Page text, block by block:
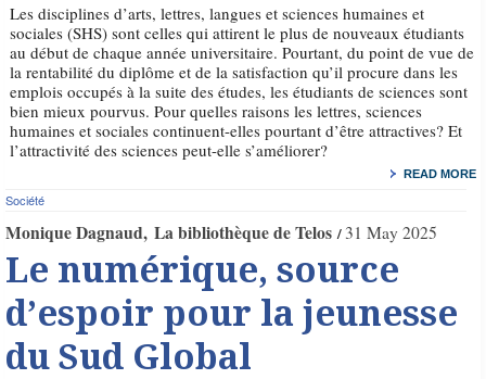
Les disciplines d’arts, lettres, langues et sciences humaines et
sociales (SHS) sont celles qui attirent le plus de nouveaux étudiants
au début de chaque année universitaire. Pourtant, du point de vue de
la rentabilité du diplôme et de la satisfaction qu’il procure dans les
emplois occupés à la suite des études, les étudiants de sciences sont
bien mieux pourvus. Pour quelles raisons les lettres, sciences
humaines et sociales continuent-elles pourtant d’être attractives? Et
l’attractivité des sciences peut-elle s’améliorer?
READ MORE
Société
Monique Dagnaud La bibliothèque de Telos 31 May 2025
Le numérique, source
d’espoir pour la jeunesse
du Sud Global